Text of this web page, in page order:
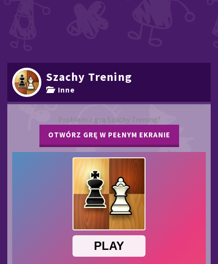
Szachy Trening
Inne
Problem z grą Szachy Trening?
OTWÓRZ GRĘ W PEŁNYM EKRANIE